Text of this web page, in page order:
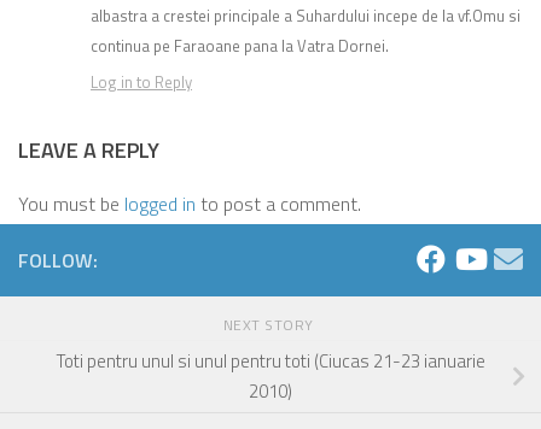
albastra a crestei principale a Suhardului incepe de la vf.Omu si
continua pe Faraoane pana la Vatra Dornei.
Log in to Reply
LEAVE A REPLY
You must be logged in to post a comment.
FOLLOW:
NEXT STORY
Toti pentru unul si unul pentru toti (Ciucas 21-23 ianuarie
2010)